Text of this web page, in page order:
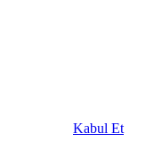
Kabul Et